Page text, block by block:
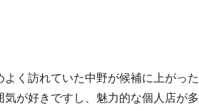
く訪れていた中野が候補に上がった
が好きですし、魅力的な個人店が多